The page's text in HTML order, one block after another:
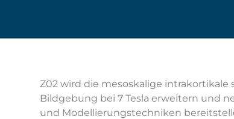
Z02 wird die mesoskalige
Bildgebung bei 7 Tesla erweitern und
und Modellierungstechniken